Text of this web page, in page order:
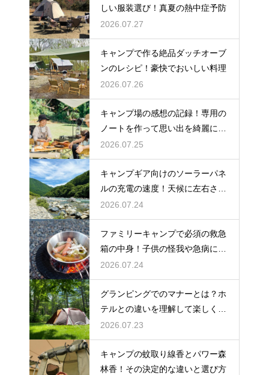
しい服装選び！真夏の熱中症予防
2026.07.27
キャンプで作る絶品ダッチオーブ
ンのレシピ！豪快でおいしい料理
2026.07.26
キャンプ場の感想の記録！専用の
ノートを作って思い出を綺麗に残
そう
2026.07.25
キャンプギア向けのソーラーパネ
ルの充電の速度！天候に左右され
ない選び方
2026.07.24
ファミリーキャンプで必須の救急
箱の中身！子供の怪我や急病に備
えるセット
2026.07.24
グランピングでのマナーとは？ホ
テルとの違いを理解して楽しく過
ごす
2026.07.23
キャンプの蚊取り線香とパワー森
林香！その決定的な違いと選び方